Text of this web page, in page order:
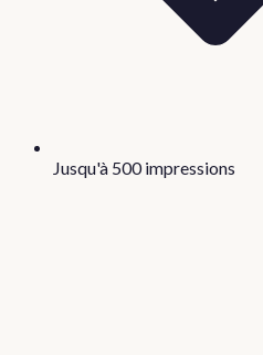
Jusqu'à 500 impressions